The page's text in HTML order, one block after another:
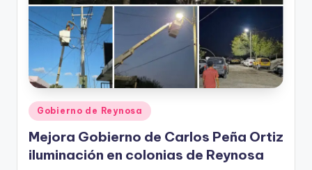
Publicado
en
Gobierno de Reynosa
Mejora Gobierno de Carlos Peña Ortiz
iluminación en colonias de Reynosa